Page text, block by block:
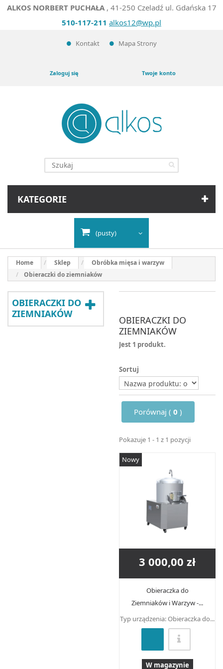
ALKOS NORBERT PUCHAŁA, 41-250 Czeladź ul. Gdańska 17
510-117-211 alkos12@wp.pl
Kontakt Mapa Strony
Zaloguj się Twoje konto
KATEGORIE
(pusty)
Home Sklep
Obróbka mięsa i warzyw
Obieraczki do ziemniaków
OBIERACZKI DO
ZIEMNIAKÓW
Jest 1 produkt.
Sortuj
Porównaj ( 0 )
Pokazuje 1 - 1 z 1 pozycji
Nowy
3 000,00 zł
Obieraczka do
Ziemniaków i Warzyw -...
Typ urządzenia: Obieraczka do...
W magazynie
OBIERACZKI DO
ZIEMNIAKÓW